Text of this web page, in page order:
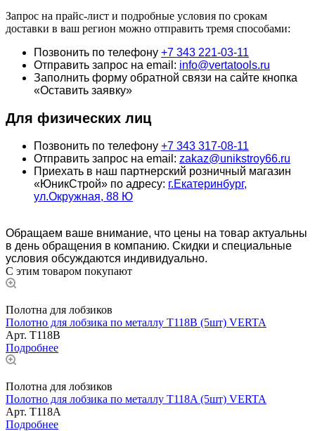
Запрос на прайс-лист и подробные условия по срокам
доставки в ваш регион можно отправить тремя способами:
Позвонить по телефону +7 343 221-03-11
Отправить запрос на email: info@vertatools.ru
Заполнить форму обратной связи на сайте кнопка
«Оставить заявку»
Для физических лиц
Позвонить по телефону +7 343 317-08-11
Отправить запрос на email: zakaz@unikstroy66.ru
Приехать в наш партнерский розничный магазин
«ЮникСтрой» по адресу: г.Екатеринбург,
ул.Окружная, 88 Ю
Обращаем ваше внимание, что цены на товар актуальны
в день обращения в компанию. Скидки и специальные
условия обсуждаются индивидуально.
С этим товаром покупают
Полотна для лобзиков
Полотно для лобзика по металлу T118B (5шт) VERTA
Арт. T118B
Подробнее
Полотна для лобзиков
Полотно для лобзика по металлу T118A (5шт) VERTA
Арт. T118A
Подробнее